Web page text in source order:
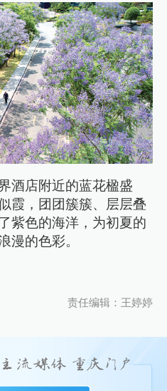
酒店附近的蓝花楹盛
霞，团团簇簇、层层叠
紫色的海洋，为初夏的
漫的色彩。
责任编辑：王婷婷